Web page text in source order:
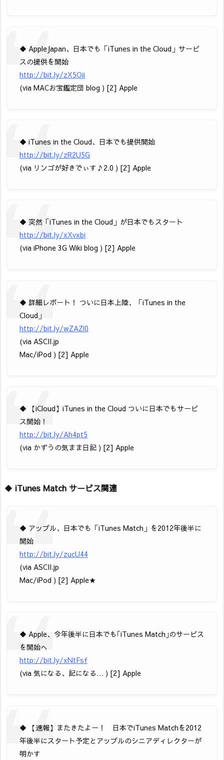
◆ AppleJapan、日本でも「iTunes in the Cloud」サービ
スの提供を開始
http://bit.ly/zX5Oii
(via MACお宝鑑定団 blog ) [2] Apple
◆ iTunes in the Cloud、日本でも提供開始
http://bit.ly/zR2U5G
(via リンゴが好きでぃす♪2.0 ) [2] Apple
◆ 突然「iTunes in the Cloud」が日本でもスタート
http://bit.ly/xXvxbi
(via iPhone 3G Wiki blog ) [2] Apple
◆ 詳細レポート！ ついに日本上陸、「iTunes in the
Cloud」
http://bit.ly/wZAZl0
(via ASCII.jp
Mac/iPod ) [2] Apple
◆ 【iCloud】iTunes in the Cloud ついに日本でもサービ
ス開始！
http://bit.ly/Ah4pt5
(via かずうの気まま日記 ) [2] Apple
◆ iTunes Match サービス関連
◆ アップル、日本でも「iTunes Match」を2012年後半に
開始
http://bit.ly/zucU44
(via ASCII.jp
Mac/iPod ) [2] Apple★
◆ Apple、今年後半に日本でも｢iTunes Match｣のサービス
を開始へ
http://bit.ly/xNtFsf
(via 気になる、記になる… ) [2] Apple
◆ 【速報】またきたよー！ 日本でiTunes Matchを2012
年後半にスタート予定とアップルのシニアディレクターが
明かす